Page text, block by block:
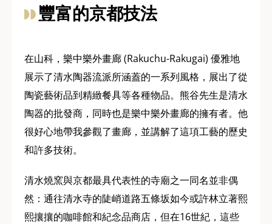
豐富的京都技法
在山科，樂中樂外畫廊 (Rakuchu-Rakugai) 優雅地
展示了清水陶器流派所涵蓋的一系列風格，展出了從
陶瓷藝術品到精緻餐具等各種物品。熊谷先生是清水
陶器的批發商，同時也是樂中樂外畫廊的擁有者。他
很好心地帶我參觀了畫廊，並講解了這項工藝的歷史
和許多技術。
清水燒窯與京都最具代表性的寺廟之一同名並非偶
然：通往清水寺的陡峭道路五條坂如今或許林立著熙
熙攘攘的咖啡館和紀念品商店，但在16世紀，這些